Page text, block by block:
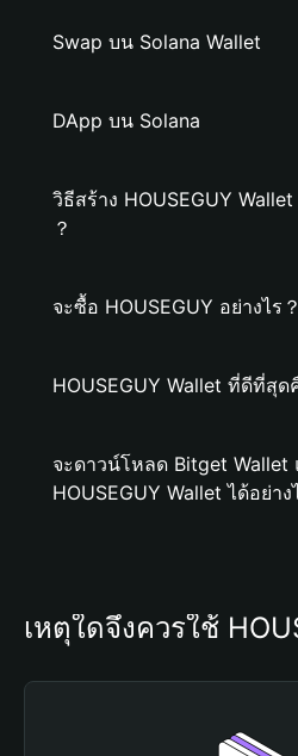
Swap บน Solana Wallet
DApp บน Solana
วิธีสร้าง HOUSEGUY
？
จะซื้อ HOUSEGUY อย่างไร？
HOUSEGUY Wallet ที่ดีที่สุด
จะดาวน์โหลด Bitget Wallet
HOUSEGUY Wallet ได้อย่าง
เหตุใดจึงควรใช้